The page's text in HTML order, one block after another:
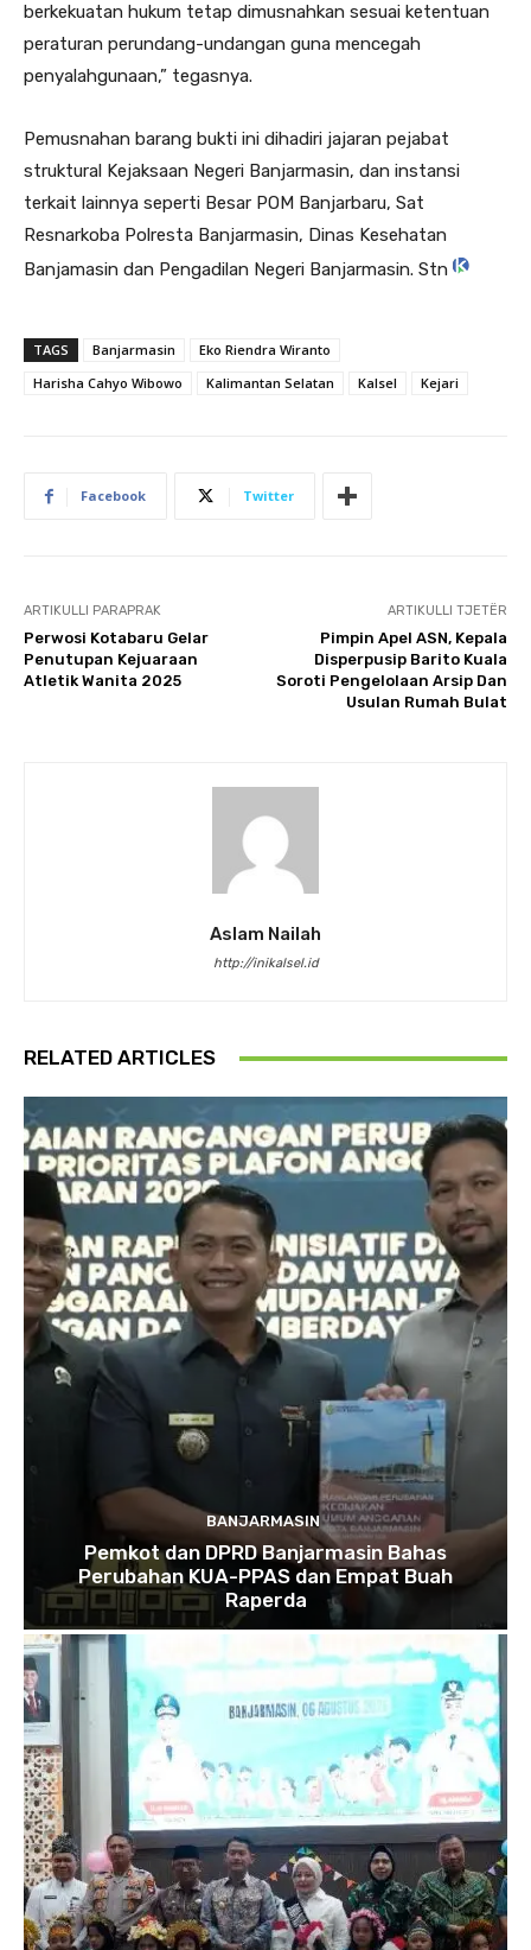
berkekuatan hukum tetap dimusnahkan sesuai ketentuan
peraturan perundang-undangan guna mencegah
penyalahgunaan,” tegasnya.
Pemusnahan barang bukti ini dihadiri jajaran pejabat
struktural Kejaksaan Negeri Banjarmasin, dan instansi
terkait lainnya seperti Besar POM Banjarbaru, Sat
Resnarkoba Polresta Banjarmasin, Dinas Kesehatan
Banjamasin dan Pengadilan Negeri Banjarmasin. Stn
TAGS Banjarmasin
Eko Riendra Wiranto
Harisha Cahyo Wibowo
Kalimantan Selatan Kalsel Kejari
Facebook Twitter
ARTIKULLI PARAPRAK
Perwosi Kotabaru Gelar
Penutupan Kejuaraan
Atletik Wanita 2025
ARTIKULLI TJETËR
Pimpin Apel ASN, Kepala
Disperpusip Barito Kuala
Soroti Pengelolaan Arsip Dan
Usulan Rumah Bulat
Aslam Nailah
http://inikalsel.id
RELATED ARTICLES
BANJARMASIN
Pemkot dan DPRD Banjarmasin Bahas
Perubahan KUA-PPAS dan Empat Buah
Raperda